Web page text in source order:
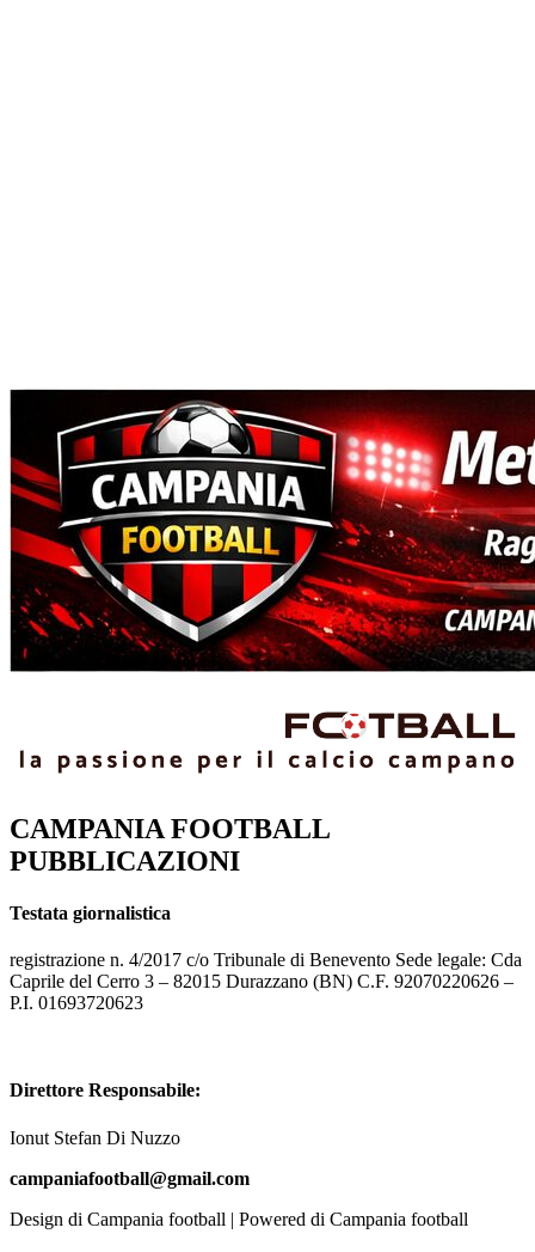
CAMPANIA FOOTBALL
PUBBLICAZIONI
Testata giornalistica
registrazione n. 4/2017 c/o Tribunale di Benevento Sede legale: Cda
Caprile del Cerro 3 – 82015 Durazzano (BN) C.F. 92070220626 –
P.I. 01693720623
Direttore Responsabile:
Ionut Stefan Di Nuzzo
campaniafootball@gmail.com
Design di Campania football | Powered di Campania football